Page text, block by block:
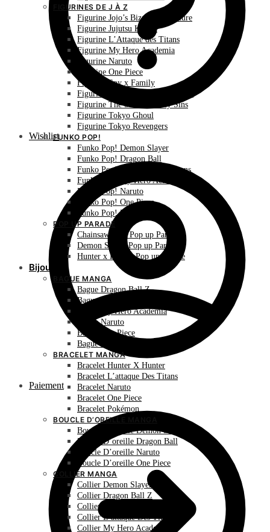
Wishlist
Paiement
FIGURINES DE J À Z
Figurine Jojo’s Bizarre Adventure
Figurine Jujutsu Kaisen
Figurine L’Attaque des Titans
Figurine My Hero Academia
Figurine Naruto
Figurine One Piece
Figurine Spy x Family
Figurine The Promised Neverland
Figurine The Seven Deadly Sins
Figurine Tokyo Ghoul
Figurine Tokyo Revengers
FUNKO POP!
Funko Pop! Demon Slayer
Funko Pop! Dragon Ball
Funko Pop! L’Attaque des Titans
Funko Pop! My Hero Academia
Funko Pop! Naruto
Funko Pop! One Piece
Funko Pop! Pokémon
POP UP PARADE
Chainsaw Man Pop up Parade
Demon Slayer Pop up Parade
Hunter x Hunter Pop up Parade
Bijoux
BAGUE MANGA
Bague Dragon Ball Z
Bague Hunter X Hunter
Bague My Hero Academia
Bague Naruto
Bague One Piece
Bague Pokémon
BRACELET MANGA
Bracelet Hunter X Hunter
Bracelet L’attaque Des Titans
Bracelet Naruto
Bracelet One Piece
Bracelet Pokémon
BOUCLE D’OREILLE MANGA
Boucle D’oreille Demon Slayer
Boucle D’oreille Dragon Ball
Boucle D’oreille Naruto
Boucle D’oreille One Piece
COLLIER MANGA
Collier Demon Slayer
Collier Dragon Ball Z
Collier Hunter X Hunter
Collier L’attaque Des Titans
Collier My Hero Academia